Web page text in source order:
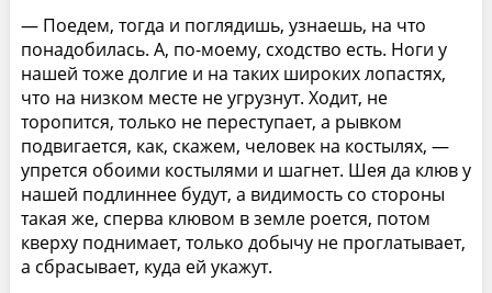
— Поедем, тогда и поглядишь, узнаешь, на что
понадобилась. А, по-моему, сходство есть. Ноги у
нашей тоже долгие и на таких широких лопастях,
что на низком месте не угрузнут. Ходит, не
торопится, только не переступает, а рывком
подвигается, как, скажем, человек на костылях, —
упрется обоими костылями и шагнет. Шея да клюв у
нашей подлиннее будут, а видимость со стороны
такая же, сперва клювом в земле роется, потом
кверху поднимает, только добычу не проглатывает,
а сбрасывает, куда ей укажут.